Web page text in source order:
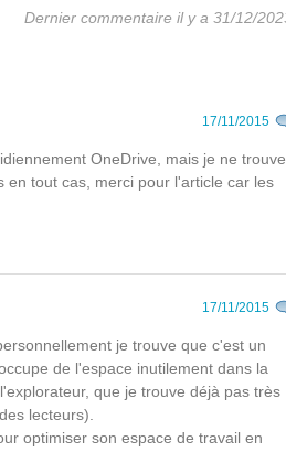
Dernier commentaire il y a 31/12/
17/11/2015
OneDrive, mais je ne trouve
en tout cas, merci pour l'article car les
17/11/2015
je trouve que c'est un
de l'espace inutilement dans la
que je trouve déjà pas très
lecteurs).
optimiser son espace de travail en